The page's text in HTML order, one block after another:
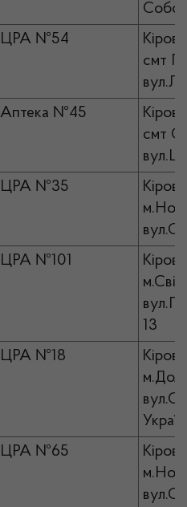
ЦРА №54
смт
Аптека №45
смт
ЦРА №35
ЦРА №101
13
ЦРА №18
ЦРА №65